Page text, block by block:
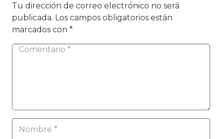
Tu dirección de correo electrónico no será
publicada. Los campos obligatorios están
marcados con *